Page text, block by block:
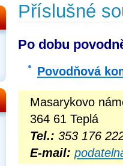
Příslušné
Po dobu
Povodňová
Masarykovo
364 61 Teplá
Tel.: 353 176
E-mail: